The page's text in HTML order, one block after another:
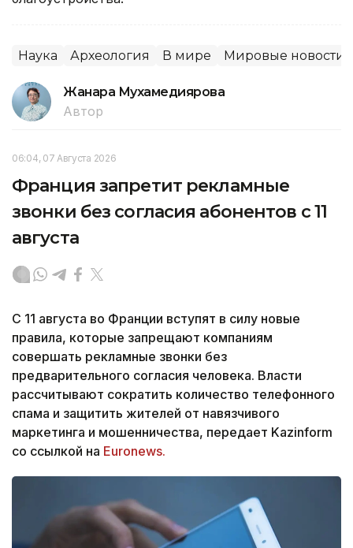
Наука Археология В мире Мировые новости
Жанара Мухамедиярова
Автор
06:04, 07 Августа 2026
Франция запретит рекламные
звонки без согласия абонентов с 11
августа
С 11 августа во Франции вступят в силу новые
правила, которые запрещают компаниям
совершать рекламные звонки без
предварительного согласия человека. Власти
рассчитывают сократить количество телефонного
спама и защитить жителей от навязчивого
маркетинга и мошенничества, передает Kazinform
со ссылкой на Euronews.